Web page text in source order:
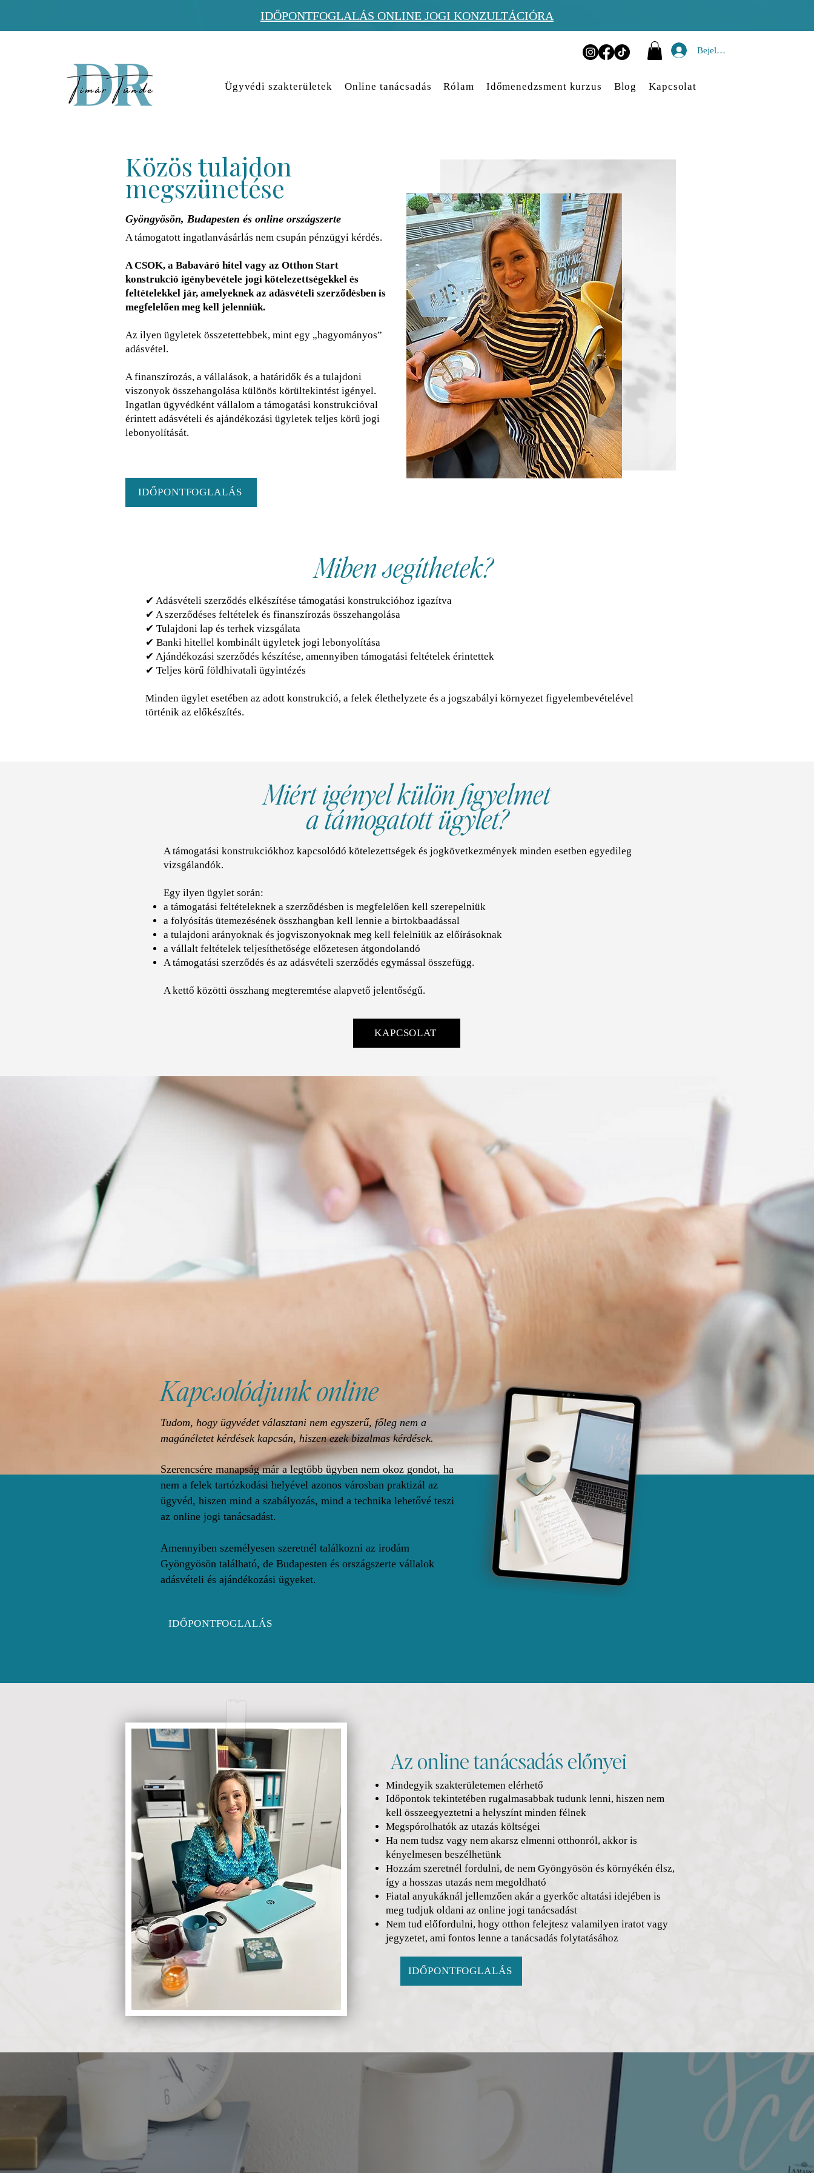
IDŐPONTFOGLALÁS ONLINE JOGI KONZULTÁCIÓRA
Bejelentkezés
Ügyvédi szakterületek Online tanácsadás Rólam Időmenedzsment kurzus Blog Kapcsolat
Közös tulajdon
megszünetése
Gyöngyösön, Budapesten és online országszerte
A támogatott ingatlanvásárlás nem csupán pénzügyi kérdés.
A CSOK, a Babaváró hitel vagy az Otthon Start
konstrukció igénybevétele jogi kötelezettségekkel és
feltételekkel jár, amelyeknek az adásvételi szerződésben is
megfelelően meg kell jelenniük.
Az ilyen ügyletek összetettebbek, mint egy „hagyományos”
adásvétel.
A finanszírozás, a vállalások, a határidők és a tulajdoni
viszonyok összehangolása különös körültekintést igényel.
Ingatlan ügyvédként vállalom a támogatási konstrukcióval
érintett adásvételi és ajándékozási ügyletek teljes körű jogi
lebonyolítását.
IDŐPONTFOGLALÁS
Miben segíthetek?
✔ Adásvételi szerződés elkészítése támogatási konstrukcióhoz igazítva
✔ A szerződéses feltételek és finanszírozás összehangolása
✔ Tulajdoni lap és terhek vizsgálata
✔ Banki hitellel kombinált ügyletek jogi lebonyolítása
✔ Ajándékozási szerződés készítése, amennyiben támogatási feltételek érintettek
✔ Teljes körű földhivatali ügyintézés
Minden ügylet esetében az adott konstrukció, a felek élethelyzete és a jogszabályi környezet figyelembevételével
történik az előkészítés.
Miért igényel külön figyelmet
a támogatott ügylet?
A támogatási konstrukciókhoz kapcsolódó kötelezettségek és jogkövetkezmények minden esetben egyedileg
vizsgálandók.
Egy ilyen ügylet során:
a támogatási feltételeknek a szerződésben is megfelelően kell szerepelniük
a folyósítás ütemezésének összhangban kell lennie a birtokbaadással
a tulajdoni arányoknak és jogviszonyoknak meg kell felelniük az előírásoknak
a vállalt feltételek teljesíthetősége előzetesen átgondolandó
A támogatási szerződés és az adásvételi szerződés egymással összefügg.
A kettő közötti összhang megteremtése alapvető jelentőségű.
KAPCSOLAT
Kapcsolódjunk online
Tudom, hogy ügyvédet választani nem egyszerű, főleg nem a
magánéletet kérdések kapcsán, hiszen ezek bizalmas kérdések.
Szerencsére manapság már a legtöbb ügyben nem okoz gondot, ha
nem a felek tartózkodási helyével azonos városban praktizál az
ügyvéd, hiszen mind a szabályozás, mind a technika lehetővé teszi
az online jogi tanácsadást.
Amennyiben személyesen szeretnél találkozni az irodám
Gyöngyösön található, de Budapesten és országszerte vállalok
adásvételi és ajándékozási ügyeket.
IDŐPONTFOGLALÁS
Az online tanácsadás előnyei
Mindegyik szakterületemen elérhető
Időpontok tekintetében rugalmasabbak tudunk lenni, hiszen nem
kell összeegyeztetni a helyszínt minden félnek
Megspórolhatók az utazás költségei
Ha nem tudsz vagy nem akarsz elmenni otthonról, akkor is
kényelmesen beszélhetünk
Hozzám szeretnél fordulni, de nem Gyöngyösön és környékén élsz,
így a hosszas utazás nem megoldható
Fiatal anyukáknál jellemzően akár a gyerkőc altatási idejében is
meg tudjuk oldani az online jogi tanácsadást
Nem tud előfordulni, hogy otthon felejtesz valamilyen iratot vagy
jegyzetet, ami fontos lenne a tanácsadás folytatásához
IDŐPONTFOGLALÁS